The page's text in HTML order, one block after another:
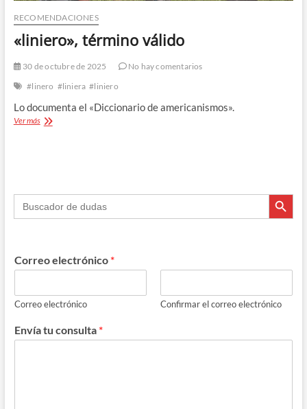
RECOMENDACIONES
«liniero», término válido
30 de octubre de 2025
No hay comentarios
#linero #liniera #liniero
Lo documenta el «Diccionario de americanismos».
Ver más«liniero»,
Buscar: Botón de
Correo electrónico *
Correo electrónico Confirmar el correo electrónico
Envía tu consulta *